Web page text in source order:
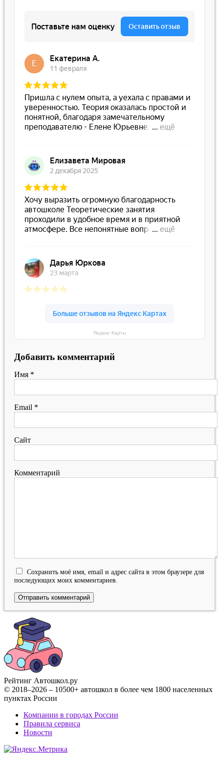
Яндекс Карты
Добавить комментарий
Имя *
Email *
Сайт
Комментарий
Сохранить моё имя, email и адрес сайта в этом браузере для
последующих моих комментариев.
Рейтинг Автошкол.ру
© 2018–2026 – 10500+ автошкол в более чем 1800 населенных
пунктах России
Компании в городах России
Правила сервиса
Новости